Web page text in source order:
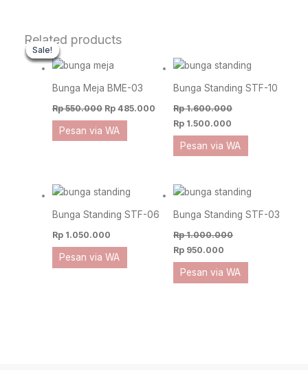
Related products
Sale!
Sale!
Bunga Meja BME-03
Rp550.000
Original
price
Rp 550.000.
Rp 485.000
Rp 485.000.
Pesan via WA
Sale!
Sale!
Bunga Standing STF-10
Rp1.600.000
was:
Rp 1.600.000.
Rp 1.500.000
Rp 1.500.000.
Pesan via WA
Bunga Standing STF-06
Rp 1.050.000
Pesan via WA
Sale!
Sale!
Bunga Standing STF-03
Rp1.000.000
was:
Rp 1.000.000.
Rp 950.000
Rp 950.000.
Pesan via WA